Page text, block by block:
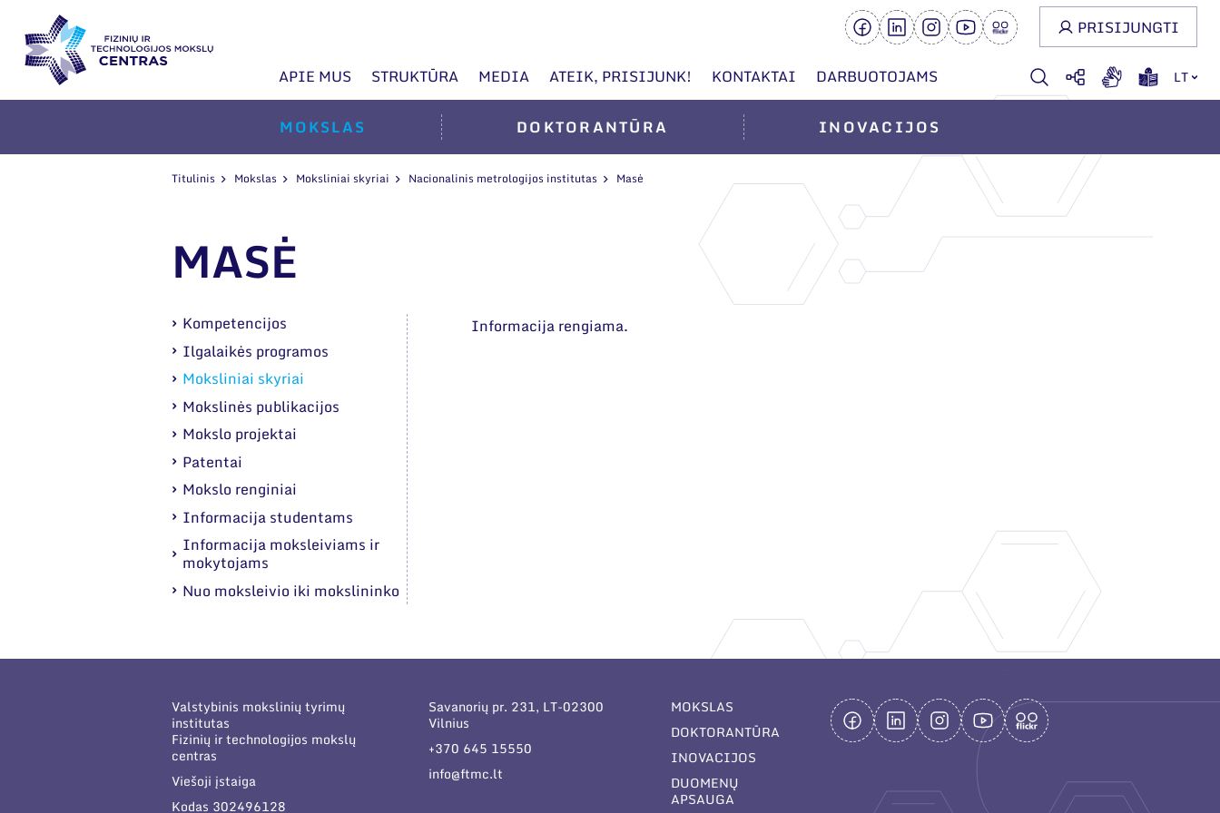
APIE MUS STRUKTŪRA MEDIA ATEIK, PRISIJUNK! KONTAKTAI DARBUOTOJAMS LT
PRISIJUNGTI
MOKSLAS DOKTORANTŪRA INOVACIJOS
Titulinis Mokslas Moksliniai skyriai Nacionalinis metrologijos institutas Masė
MASĖ
Kompetencijos
Ilgalaikės programos
Moksliniai skyriai
Mokslinės publikacijos
Mokslo projektai
Patentai
Mokslo renginiai
Informacija studentams
Informacija moksleiviams ir
mokytojams
Nuo moksleivio iki mokslininko
Informacija rengiama.
Valstybinis mokslinių tyrimų
institutas
Fizinių ir technologijos mokslų
centras
Viešoji įstaiga
Kodas 302496128
Savanorių pr. 231, LT-02300
Vilnius
+370 645 15550
info@ftmc.lt
MOKSLAS
DOKTORANTŪRA
INOVACIJOS
DUOMENŲ
APSAUGA